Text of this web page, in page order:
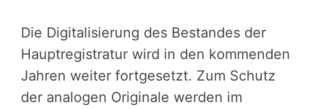
Die Digitalisierung des Bestandes der
Hauptregistratur wird in den kommenden
Jahren weiter fortgesetzt. Zum Schutz
der analogen Originale werden im